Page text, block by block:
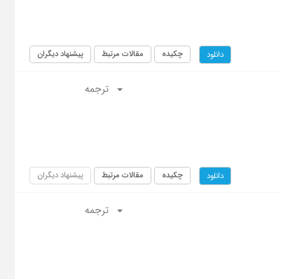
دانلود چکیده مقالات مرتبط پیشنهاد دیگران
ترجمه
دانلود چکیده مقالات مرتبط پیشنهاد دیگران
ترجمه